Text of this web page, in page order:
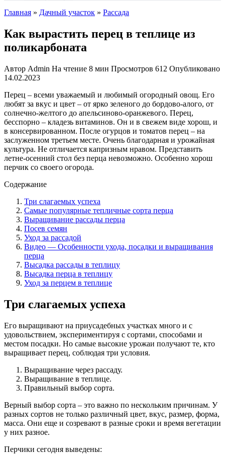
Главная » Дачный участок » Рассада
Как вырастить перец в теплице из
поликарбоната
Автор Admin На чтение 8 мин Просмотров 612 Опубликовано
14.02.2023
Перец – всеми уважаемый и любимый огородный овощ. Его
любят за вкус и цвет – от ярко зеленого до бордово-алого, от
солнечно-желтого до апельсиново-оранжевого. Перец,
бесспорно – кладезь витаминов. Он и в свежем виде хорош, и
в консервированном. После огурцов и томатов перец – на
заслуженном третьем месте. Очень благодарная и урожайная
культура. Не отличается капризным нравом. Представить
летне-осенний стол без перца невозможно. Особенно хорош
перчик со своего огорода.
Содержание
Три слагаемых успеха
Самые популярные тепличные сорта перца
Выращивание рассады перца
Посев семян
Уход за рассадой
Видео — Особенности ухода, посадки и выращивания
перца
Высадка рассады в теплицу
Высадка перца в теплицу
Уход за перцем в теплице
Три слагаемых успеха
Его выращивают на приусадебных участках много и с
удовольствием, экспериментируя с сортами, способами и
местом посадки. Но самые высокие урожаи получают те, кто
выращивает перец, соблюдая три условия.
Выращивание через рассаду.
Выращивание в теплице.
Правильный выбор сорта.
Верный выбор сорта – это важно по нескольким причинам. У
разных сортов не только различный цвет, вкус, размер, форма,
масса. Они еще и созревают в разные сроки и время вегетации
у них разное.
Перчики сегодня выведены: